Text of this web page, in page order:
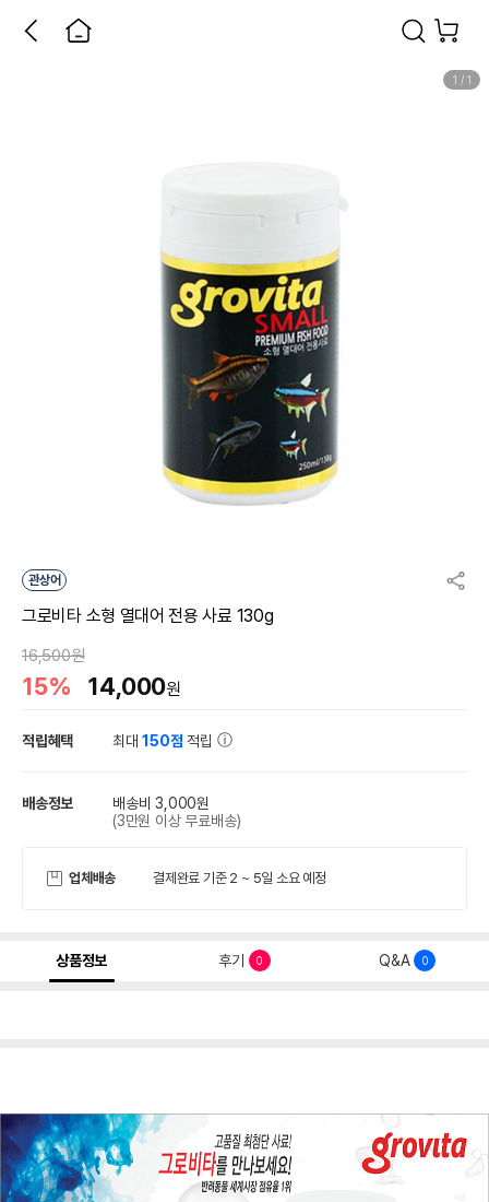
1 / 1
관상어
그로비타 소형 열대어 전용 사료 130g
16,500원
15% 14,000원
적립혜택 최대150점 적립
배송정보
배송비 3,000원
(3만원 이상 무료배송)
업체배송 결제완료 기준 2 ~ 5일 소요 예정
상품정보 후기 0 Q&A 0